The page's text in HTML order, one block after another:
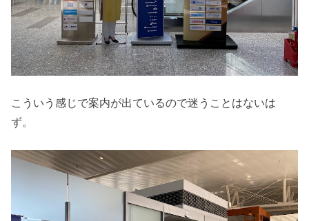
こういう感じで案内が出ているので迷うことはないは
ず。